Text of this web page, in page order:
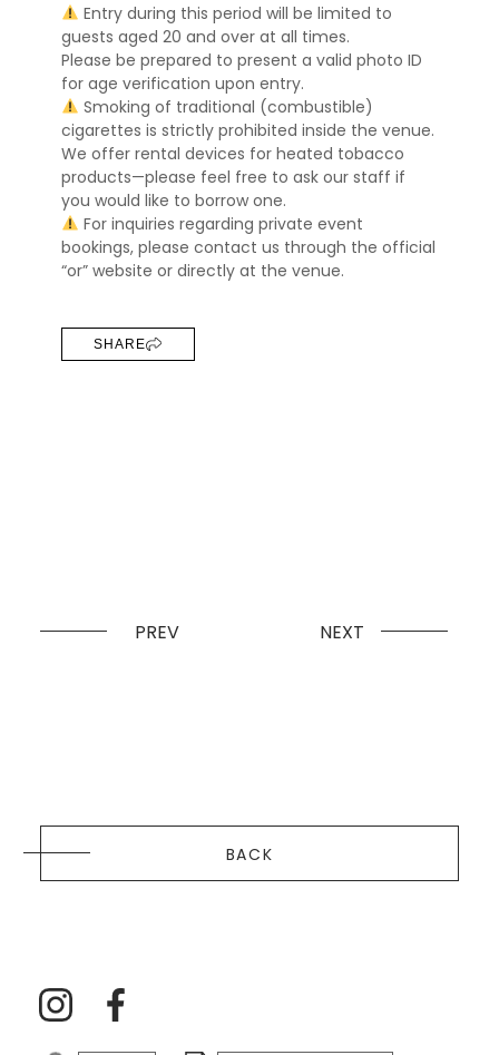
Entry during this period will be limited to
guests aged 20 and over at all times.
Please be prepared to present a valid photo ID
for age verification upon entry.
Smoking of traditional (combustible)
cigarettes is strictly prohibited inside the venue.
We offer rental devices for heated tobacco
products—please feel free to ask our staff if
you would like to borrow one.
For inquiries regarding private event
bookings, please contact us through the official
“or” website or directly at the venue.
SHARE
PREV NEXT
BACK